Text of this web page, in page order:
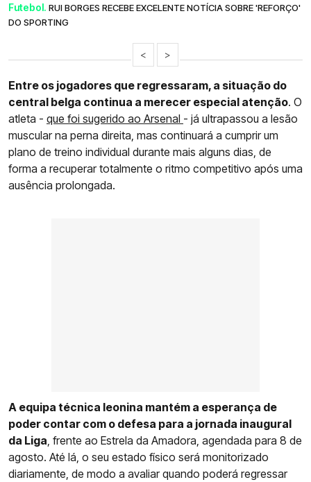
Futebol. RUI BORGES RECEBE EXCELENTE NOTÍCIA SOBRE 'REFORÇO'
DO SPORTING
< >
Entre os jogadores que regressaram, a situação do
central belga continua a merecer especial atenção. O
atleta - que foi sugerido ao Arsenal - já ultrapassou a lesão
muscular na perna direita, mas continuará a cumprir um
plano de treino individual durante mais alguns dias, de
forma a recuperar totalmente o ritmo competitivo após uma
ausência prolongada.
A equipa técnica leonina mantém a esperança de
poder contar com o defesa para a jornada inaugural
da Liga , frente ao Estrela da Amadora, agendada para 8 de
agosto. Até lá, o seu estado físico será monitorizado
diariamente, de modo a avaliar quando poderá regressar